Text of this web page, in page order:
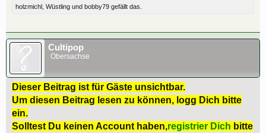
holzmichl Wüstling und bobby79 gefällt das.
Cultipop
Obersachse
Dieser Beitrag ist für Gäste unsichtbar.
Um diesen Beitrag lesen zu können, logg Dich bitte
ein.
Solltest Du keinen Account haben,registrier Dich bitte